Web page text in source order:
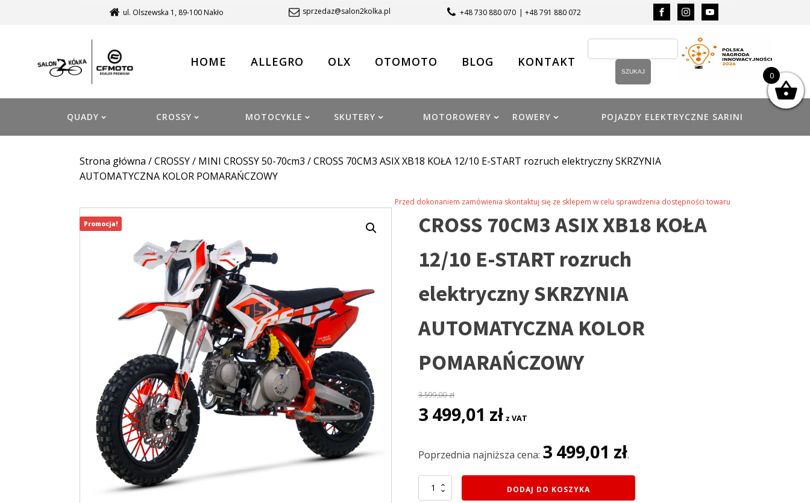
ul. Olszewska 1, 89-100 Nakło sprzedaz@salon2kolka.pl +48 730 880 070 | +48 791 880 072
HOME ALLEGRO OLX OTOMOTO BLOG KONTAKT
QUADY CROSSY MOTOCYKLE SKUTERY MOTOROWERY ROWERY POJAZDY ELEKTRYCZNE SARINI
Strona główna /CROSSY/ MINI CROSSY 50-70cm3 / CROSS 70CM3 ASIX XB18 KOŁA 12/10 E-START rozruch elektryczny SKRZYNIA
AUTOMATYCZNA KOLOR POMARAŃCZOWY
Przed dokonaniem zamówienia skontaktuj się ze sklepem w celu sprawdzenia dostępności towaru
CROSS 70CM3 ASIX XB18 KOŁA
12/10 E-START rozruch
elektryczny SKRZYNIA
AUTOMATYCZNA KOLOR
POMARAŃCZOWY
3 599,00zł
Pierwotna
cena
3
3 499,01 zł cena
3
z VAT
Poprzednia najniższa cena: 3 499,01 zł.
ilość
CROSS
DODAJ DO KOSZYKA
Promocja!
0